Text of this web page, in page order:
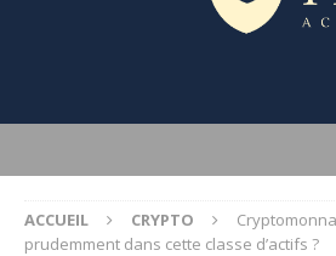
ACCUEIL CRYPTO
prudemment dans cette classe d’actifs ?